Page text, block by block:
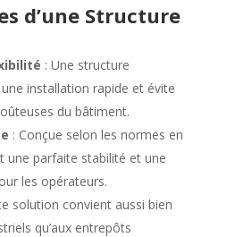
d’une Structure
: Une structure
installation rapide et évite
du bâtiment.
: Conçue selon les normes en
une parfaite stabilité et une
les opérateurs.
solution convient aussi bien
qu’aux entrepôts